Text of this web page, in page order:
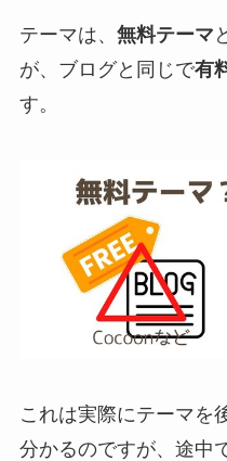
テーマは、 無料テーマ
が、ブログと同じで有
す。
これは実際にテーマを
分かるのですが、途中